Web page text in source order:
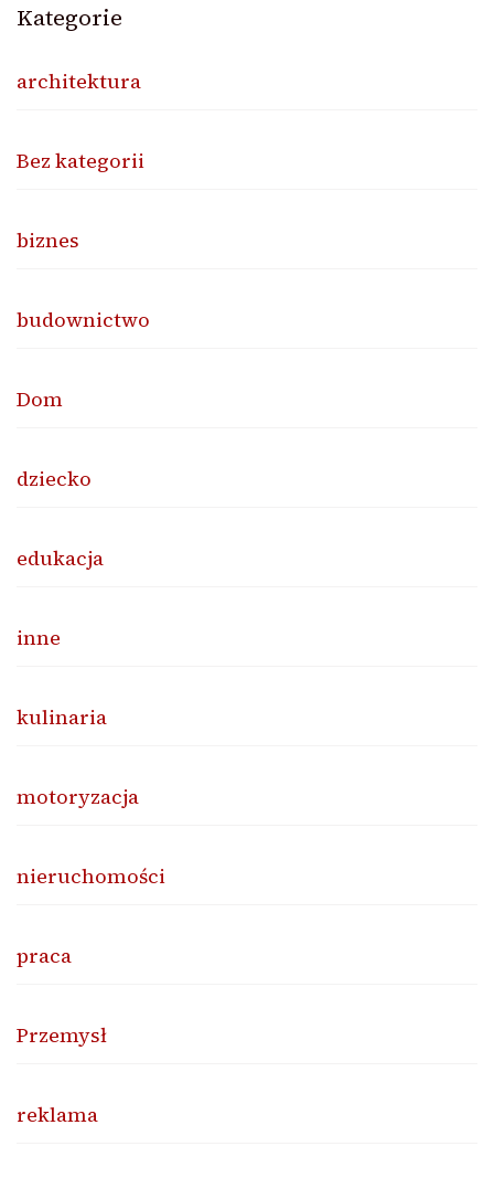
Kategorie
architektura
Bez kategorii
biznes
budownictwo
Dom
dziecko
edukacja
inne
kulinaria
motoryzacja
nieruchomości
praca
Przemysł
reklama